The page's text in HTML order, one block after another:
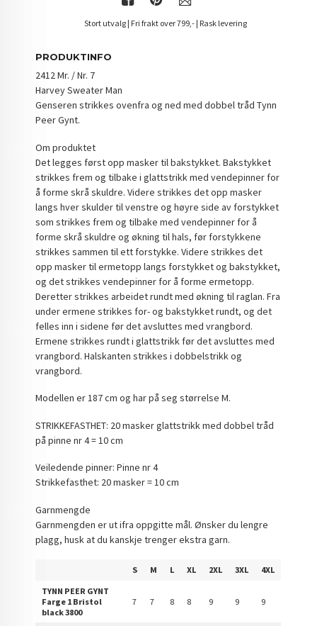
Stort utvalg | Fri frakt over 799,- | Rask levering
PRODUKTINFO
2412 Mr. / Nr. 7
Harvey Sweater Man
Genseren strikkes ovenfra og ned med dobbel tråd Tynn
Peer Gynt.
Om produktet
Det legges først opp masker til bakstykket. Bakstykket
strikkes frem og tilbake i glattstrikk med vendepinner for
å forme skrå skuldre. Videre strikkes det opp masker
langs hver skulder til venstre og høyre side av forstykket
som strikkes frem og tilbake med vendepinner for å
forme skrå skuldre og økning til hals, før forstykkene
strikkes sammen til ett forstykke. Videre strikkes det
opp masker til ermetopp langs forstykket og bakstykket,
og det strikkes vendepinner for å forme ermetopp.
Deretter strikkes arbeidet rundt med økning til raglan. Fra
under ermene strikkes for- og bakstykket rundt, og det
felles inn i sidene før det avsluttes med vrangbord.
Ermene strikkes rundt i glattstrikk før det avsluttes med
vrangbord. Halskanten strikkes i dobbelstrikk og
vrangbord.
Modellen er 187 cm og har på seg størrelse M.
STRIKKEFASTHET: 20 masker glattstrikk med dobbel tråd
på pinne nr 4 = 10 cm
Veiledende pinner: Pinne nr 4
Strikkefasthet: 20 masker = 10 cm
Garnmengde
Garnmengden er ut ifra oppgitte mål. Ønsker du lengre
plagg, husk at du kanskje trenger ekstra garn.
S M L XL 2XL 3XL
4XL
TYNN PEER GYNT
Farge 1 Bristol
black 3800
7 7 8 8 9 9 9